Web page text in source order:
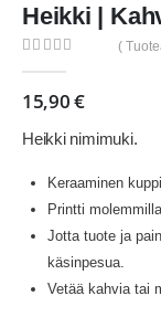
Heikki |
(
15,90€
Heikki nimimuki.
Keraaminen kuppi
Printti
Jotta tuote ja
käsinpesua.
Vetää kahvia tai